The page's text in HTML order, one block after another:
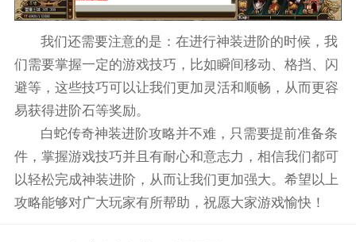
我们还需要注意的是：在进行神装进阶的时候，我
们需要掌握一定的游戏技巧，比如瞬间移动、格挡、闪
避等，这些技巧可以让我们更加灵活和顺畅，从而更容
易获得进阶石等奖励。
白蛇传奇神装进阶攻略并不难，只需要提前准备条
件，掌握游戏技巧并且有耐心和意志力，相信我们都可
以轻松完成神装进阶，从而让我们更加强大。希望以上
攻略能够对广大玩家有所帮助，祝愿大家游戏愉快！